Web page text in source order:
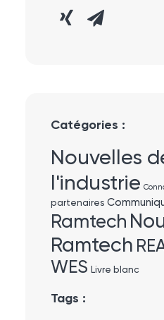
Catégories :
Nouvelles
l'industrie
partenaires
Ramtech
Ramtech
WES Livre blanc
Tags :